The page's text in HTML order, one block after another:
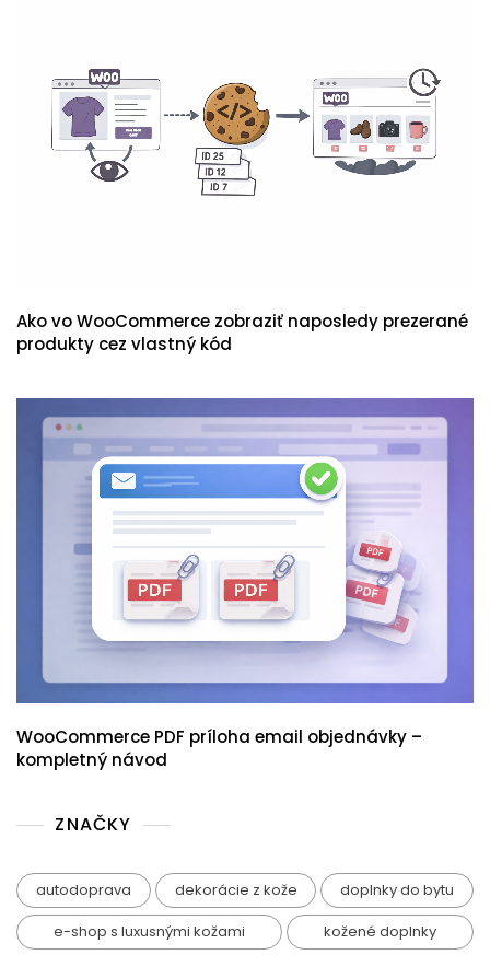
Ako vo WooCommerce zobraziť naposledy prezerané
produkty cez vlastný kód
WooCommerce PDF príloha email objednávky –
kompletný návod
ZNAČKY
autodoprava dekorácie z kože
doplnky do bytu
e-shop s luxusnými kožami
kožené doplnky